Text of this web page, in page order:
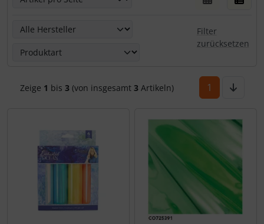
Hier kannst Du die nachfolgenden Artikel nach ihren
Filter
zurücksetzen
Zeige 1 bis 3(von insgesamt 3Artikeln) 1